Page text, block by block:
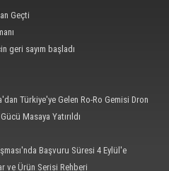
Geçti
geri sayım başladı
Türkiye'ye Gelen Ro-Ro Gemisi Dron
Masaya Yatırıldı
Başvuru Süresi 4 Eylül'e
ve Ürün Serisi Rehberi